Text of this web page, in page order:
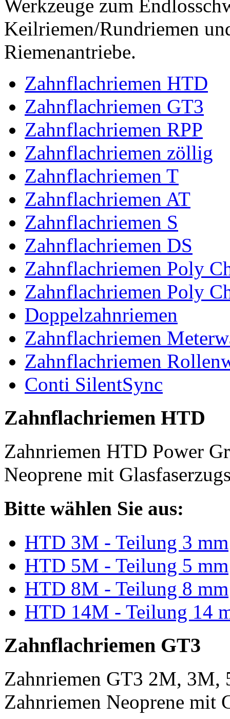
Werkzeuge zum
Keilriemen/Rundriemen
Riemenantriebe.
Zahnflachriemen HTD
Zahnflachriemen GT3
Zahnflachriemen RPP
Zahnflachriemen zöllig
Zahnflachriemen T
Zahnflachriemen AT
Zahnflachriemen S
Zahnflachriemen DS
Zahnflachriemen Poly
Zahnflachriemen Poly
Doppelzahnriemen
Zahnflachriemen
Zahnflachriemen
Conti SilentSync
Zahnflachriemen HTD
Zahnriemen HTD Power
Neoprene mit
Bitte wählen Sie aus:
HTD 3M - Teilung 3 mm
HTD 5M - Teilung 5 mm
HTD 8M - Teilung 8 mm
HTD 14M - Teilung 14
Zahnflachriemen GT3
Zahnriemen GT3 2M, 3M,
Zahnriemen Neoprene mit